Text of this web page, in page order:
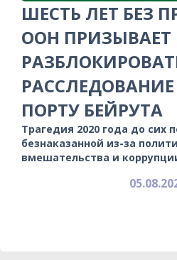
ШЕСТЬ ЛЕТ БЕЗ
ООН ПРИЗЫВАЕТ
ПОРТУ БЕЙРУТА
Трагедия 2020 года до сих
безнаказанной из-за
вмешательства и